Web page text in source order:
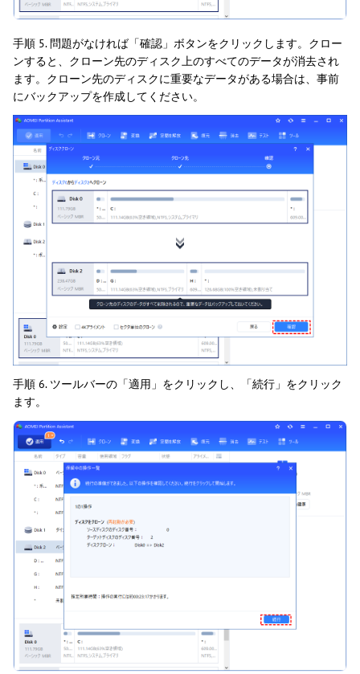
手順 5. 問題がなければ「確認」ボタンをクリックします。クロー
ンすると、クローン先のディスク上のすべてのデータが消去され
ます。クローン先のディスクに重要なデータがある場合は、事前
にバックアップを作成してください。
手順 6. ツールバーの「適用」をクリックし、「続行」をクリック
ます。